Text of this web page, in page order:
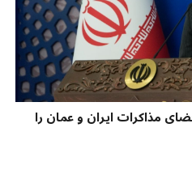
مذاکرات ایران و عمان را